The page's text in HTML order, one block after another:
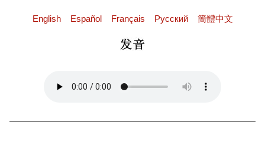
English Español Français Pусский 簡體中文